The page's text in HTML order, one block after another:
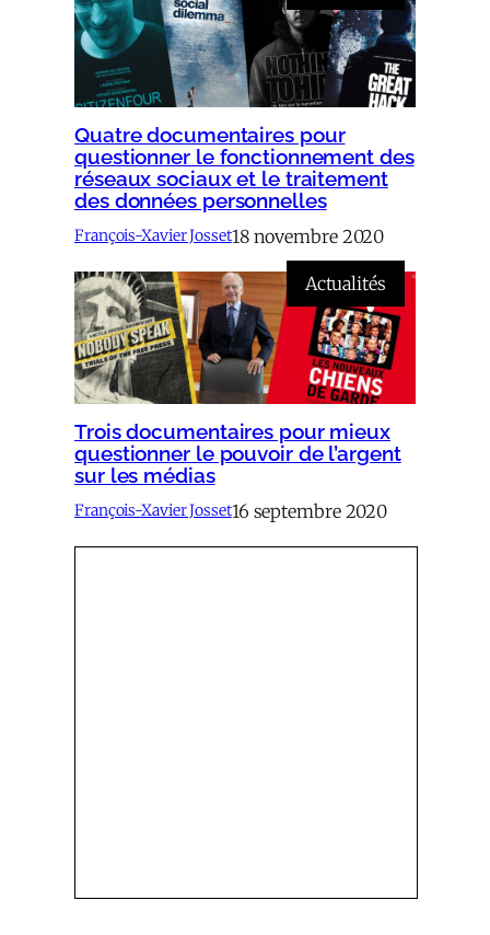
Quatre documentaires pour
questionner le fonctionnement des
réseaux sociaux et le traitement
des données personnelles
François-Xavier Josset18 novembre 2020
Actualités
Trois documentaires pour mieux
questionner le pouvoir de l’argent
sur les médias
François-Xavier Josset16 septembre 2020